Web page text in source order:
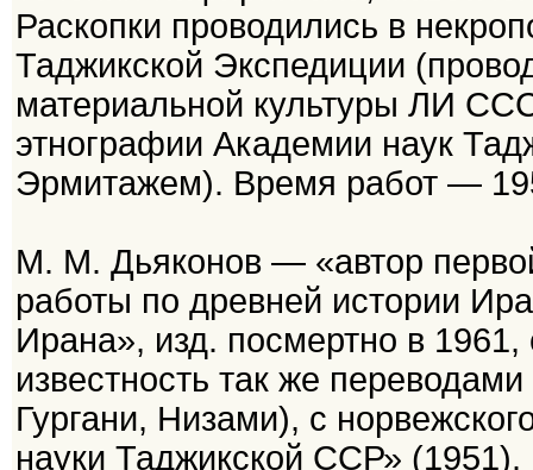
Раскопки проводились в
Таджикской Экспедиции
материальной культуры ЛИ
этнографии Академии наук
Эрмитажем). Время работ —
М. М. Дьяконов — «автор
работы по древней истории
Ирана», изд. посмертно в
известность так же
Гургани, Низами), с
науки Таджикской ССР» (1951).